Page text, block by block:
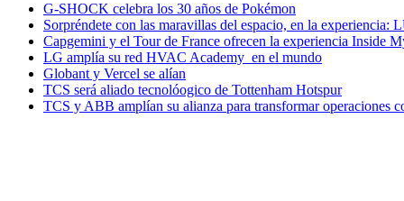
G-SHOCK celebra los 30 años de Pokémon
Sorpréndete con las maravillas del espacio, en la experiencia:
Capgemini y el Tour de France ofrecen la experiencia Inside
LG amplía su red HVAC Academy en el mundo
Globant y Vercel se alían
TCS será aliado tecnolóogico de Tottenham Hotspur
TCS y ABB amplían su alianza para transformar operaciones